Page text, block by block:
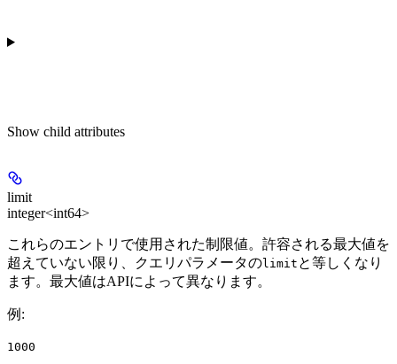
Show child attributes
limit
integer<int64>
これらのエントリで使用された制限値。許容される最大値を
超えていない限り、クエリパラメータのlimit と等しくなり
ます。最大値はAPIによって異なります。
例 :
1000